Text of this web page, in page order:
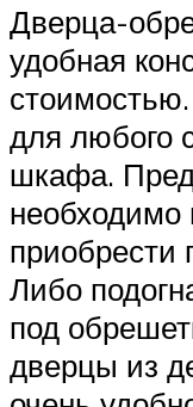
Дверца-
удобная
для любого
шкафа.
необходимо
Либо
под
дверцы из